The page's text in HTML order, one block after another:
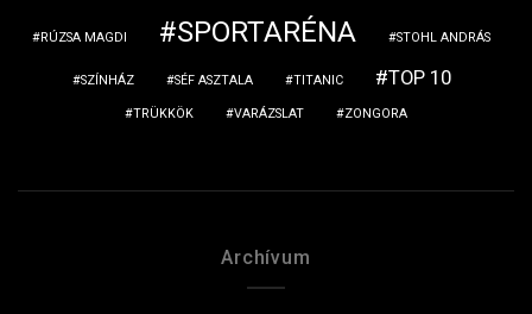
RÚZSA MAGDI SPORTARÉNA STOHL ANDRÁS
SZÍNHÁZ SÉF ASZTALA TITANIC TOP 10
TRÜKKÖK VARÁZSLAT ZONGORA
Archívum